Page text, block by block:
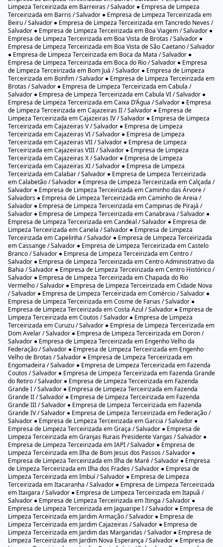
em Tororó / Salvador ● Limpeza Terceirizada em Trobogy / Salvador ●
Limpeza Terceirizada em Uruguai / Salvador ● Limpeza Terceirizada em
Vale das Pedrinhas / Salvador ● Limpeza Terceirizada em Vale dos Lagos /
Salvador ● Limpeza Terceirizada em Valéria / Salvador ● Limpeza
Terceirizada em Vila Canária / Salvador ● Limpeza Terceirizada em Vila
Laura / Salvador ● Limpeza Terceirizada em Vila Ruy Barbosa / Salvador ●
Limpeza Terceirizada em Jardim Cruzeiro / Salvador ● Limpeza
Terceirizada em Vitória / Salvador
Faxineira e Empresa de Limpeza em Salvador / Bairros de Salvador
● Empresa de Limpeza Terceirizada em Acupe / Salvador ● Empresa de
Limpeza Terceirizada em Aeroporto / Salvador ● Empresa de Limpeza
Terceirizada em Águas Claras / Salvador ● Empresa de Limpeza
Terceirizada em Alto da Terezinha / Salvador ● Empresa de Limpeza
Terceirizada em Alto das Pombas / Salvador ● Empresa de Limpeza
Terceirizada em Alto do Cabrito / Salvador ● Empresa de Limpeza
Terceirizada em Alto do Coqueirinho / Salvador ● Empresa de Limpeza
Terceirizada em Amaralina / Salvador ● Empresa de Limpeza Terceirizada
em Areia Branca / Salvador ● Empresa de Limpeza Terceirizada em
Arenoso / Salvador ● Empresa de Limpeza Terceirizada em Arraial do
Retiro / Salvador ● Empresa de Limpeza Terceirizada em Bairro da Paz /
Salvador ● Empresa de Limpeza Terceirizada em Baixa de Quintas /
Salvador ● Empresa de Limpeza Terceirizada em Barbalho / Salvador ●
Empresa de Limpeza Terceirizada em Barra / Salvador ● Empresa de
Limpeza Terceirizada em Barreiras / Salvador ● Empresa de Limpeza
Terceirizada em Barris / Salvador ● Empresa de Limpeza Terceirizada em
Beiru / Salvador ● Empresa de Limpeza Terceirizada em Tancredo Neves /
Salvador ● Empresa de Limpeza Terceirizada em Boa Viagem / Salvador ●
Empresa de Limpeza Terceirizada em Boa Vista de Brotas / Salvador ●
Empresa de Limpeza Terceirizada em Boa Vista de São Caetano / Salvador
● Empresa de Limpeza Terceirizada em Boca da Mata / Salvador ●
Empresa de Limpeza Terceirizada em Boca do Rio / Salvador ● Empresa
de Limpeza Terceirizada em Bom Juá / Salvador ● Empresa de Limpeza
Terceirizada em Bonfim / Salvador ● Empresa de Limpeza Terceirizada em
Brotas / Salvador ● Empresa de Limpeza Terceirizada em Cabula /
Salvador ● Empresa de Limpeza Terceirizada em Cabula VI / Salvador ●
Empresa de Limpeza Terceirizada em Caixa D’Água / Salvador ● Empresa
de Limpeza Terceirizada em Cajazeiras II / Salvador ● Empresa de
Limpeza Terceirizada em Cajazeiras IV / Salvador ● Empresa de Limpeza
Terceirizada em Cajazeiras V / Salvador ● Empresa de Limpeza
Terceirizada em Cajazeiras VI / Salvador ● Empresa de Limpeza
Terceirizada em Cajazeiras VII / Salvador ● Empresa de Limpeza
Terceirizada em Cajazeiras VIII / Salvador ● Empresa de Limpeza
Terceirizada em Cajazeiras X / Salvador ● Empresa de Limpeza
Terceirizada em Cajazeiras XI / Salvador ● Empresa de Limpeza
Terceirizada em Calabar / Salvador ● Empresa de Limpeza Terceirizada
em Calabetão / Salvador ● Empresa de Limpeza Terceirizada em Calçada /
Salvador ● Empresa de Limpeza Terceirizada em Caminho das Árvore /
Salvadors ● Empresa de Limpeza Terceirizada em Caminho de Areia /
Salvador ● Empresa de Limpeza Terceirizada em Campinas de Pirajá /
Salvador ● Empresa de Limpeza Terceirizada em Canabrava / Salvador ●
Empresa de Limpeza Terceirizada em Candeal / Salvador ● Empresa de
Limpeza Terceirizada em Canela / Salvador ● Empresa de Limpeza
Terceirizada em Capelinha / Salvador ● Empresa de Limpeza Terceirizada
em Cassange / Salvador ● Empresa de Limpeza Terceirizada em Castelo
Branco / Salvador ● Empresa de Limpeza Terceirizada em Centro /
Salvador ● Empresa de Limpeza Terceirizada em Centro Administrativo da
Bahia / Salvador ● Empresa de Limpeza Terceirizada em Centro Histórico /
Salvador ● Empresa de Limpeza Terceirizada em Chapada do Rio
Vermelho / Salvador ● Empresa de Limpeza Terceirizada em Cidade Nova
/ Salvador ● Empresa de Limpeza Terceirizada em Comércio / Salvador ●
Empresa de Limpeza Terceirizada em Cosme de Farias / Salvador ●
Empresa de Limpeza Terceirizada em Costa Azul / Salvador ● Empresa de
Limpeza Terceirizada em Coutos / Salvador ● Empresa de Limpeza
Terceirizada em Curuzu / Salvador ● Empresa de Limpeza Terceirizada em
Dom Avelar / Salvador ● Empresa de Limpeza Terceirizada em Doron /